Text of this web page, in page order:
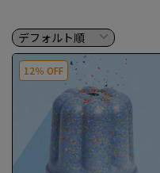
12％ OFF